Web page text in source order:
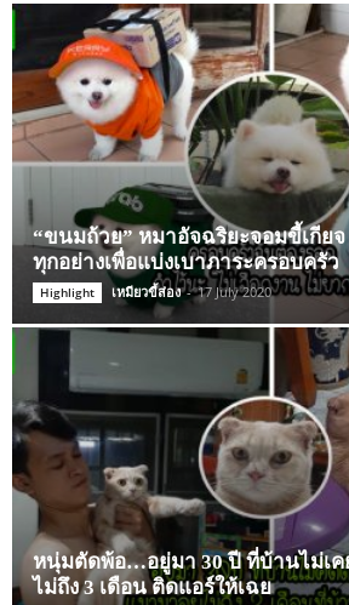
“ขนมถ้วย” หมาอัจฉริยะจอมขี้เกีย
ทุกอย่างเพื่อแบ่งเบาภาระครอบครัว
Highlight เหมียวขี้ส่อง - 17 July 2020
หนุ่มตัดพ้อ…อยู่มา 30 ปี ที่บ้านไม่เ
ไม่ถึง 3 เดือน ติดแอร์ให้เฉย